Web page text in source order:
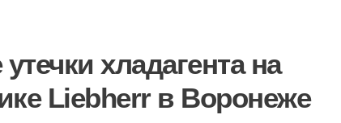
хладагентана
Liebherr в Воронеже